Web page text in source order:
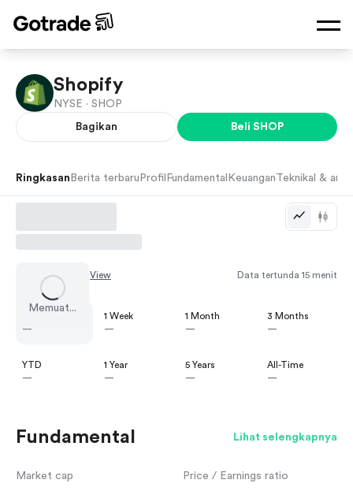
Shopify
NYSE · SHOP
Bagikan Beli SHOP
Ringkasan Berita terbaru Profil Fundamental Keuangan Teknikal &
Memuat...
Chart by TradingView Data tertunda 15 menit
—
1 Week
—
1 Month
—
3 Months
—
YTD
—
1 Year
—
5 Years
—
All-Time
—
Fundamental Lihat selengkapnya
Market cap Price / Earnings ratio